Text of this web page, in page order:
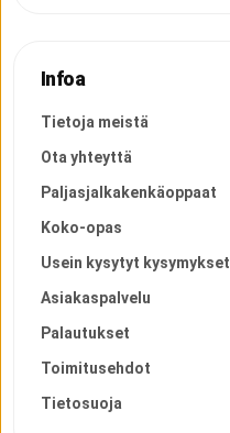
Infoa
Tietoja meistä
Ota yhteyttä
Paljasjalkakenkäoppaat
Koko-opas
Usein kysytyt kysymykset
Asiakaspalvelu
Palautukset
Toimitusehdot
Tietosuoja